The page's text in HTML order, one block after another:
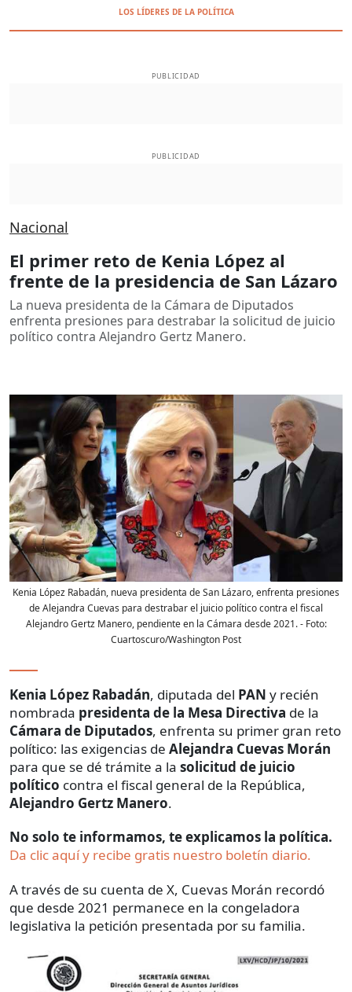
LOS LÍDERES DE LA POLÍTICA
PUBLICIDAD
PUBLICIDAD
Nacional
El primer reto de Kenia López al
frente de la presidencia de San Lázaro
La nueva presidenta de la Cámara de Diputados
enfrenta presiones para destrabar la solicitud de juicio
político contra Alejandro Gertz Manero.
Kenia López Rabadán, nueva presidenta de San Lázaro, enfrenta presiones
de Alejandra Cuevas para destrabar el juicio político contra el fiscal
Alejandro Gertz Manero, pendiente en la Cámara desde 2021.- Foto:
Cuartoscuro/Washington Post
Kenia López Rabadán, diputada del PAN y recién
nombrada presidenta de la Mesa Directiva de la
Cámara de Diputados, enfrenta su primer gran reto
político: las exigencias de Alejandra Cuevas Morán
para que se dé trámite a la solicitud de juicio
político contra el fiscal general de la República,
Alejandro Gertz Manero.
No solo te informamos, te explicamos la política.
Da clic aquí y recibe gratis nuestro boletín diario.
A través de su cuenta de X, Cuevas Morán recordó
que desde 2021 permanece en la congeladora
legislativa la petición presentada por su familia.